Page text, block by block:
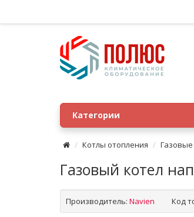
Категории
Котлы отопления
Газовый котел
Производитель: Navien Код